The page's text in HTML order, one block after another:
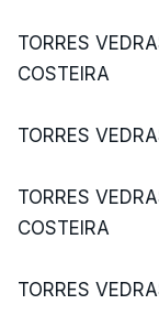
TORRES
COSTEIRA
TORRES
TORRES
COSTEIRA
TORRES